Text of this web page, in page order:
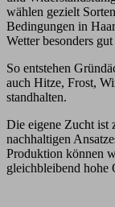
wählen gezielt
Bedingungen in
Wetter besonders
So entstehen
auch Hitze, Frost,
standhalten.
Die eigene Zucht ist
nachhaltigen
Produktion können
gleichbleibend hohe